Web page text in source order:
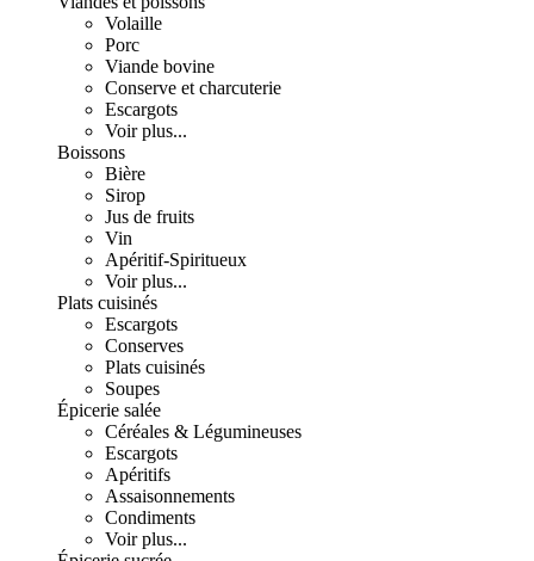
Volaille
Porc
Viande bovine
Conserve et charcuterie
Escargots
Voir plus...
Boissons
Bière
Sirop
Jus de fruits
Vin
Apéritif-Spiritueux
Voir plus...
Plats cuisinés
Escargots
Conserves
Plats cuisinés
Soupes
Épicerie salée
Céréales & Légumineuses
Escargots
Apéritifs
Assaisonnements
Condiments
Voir plus...